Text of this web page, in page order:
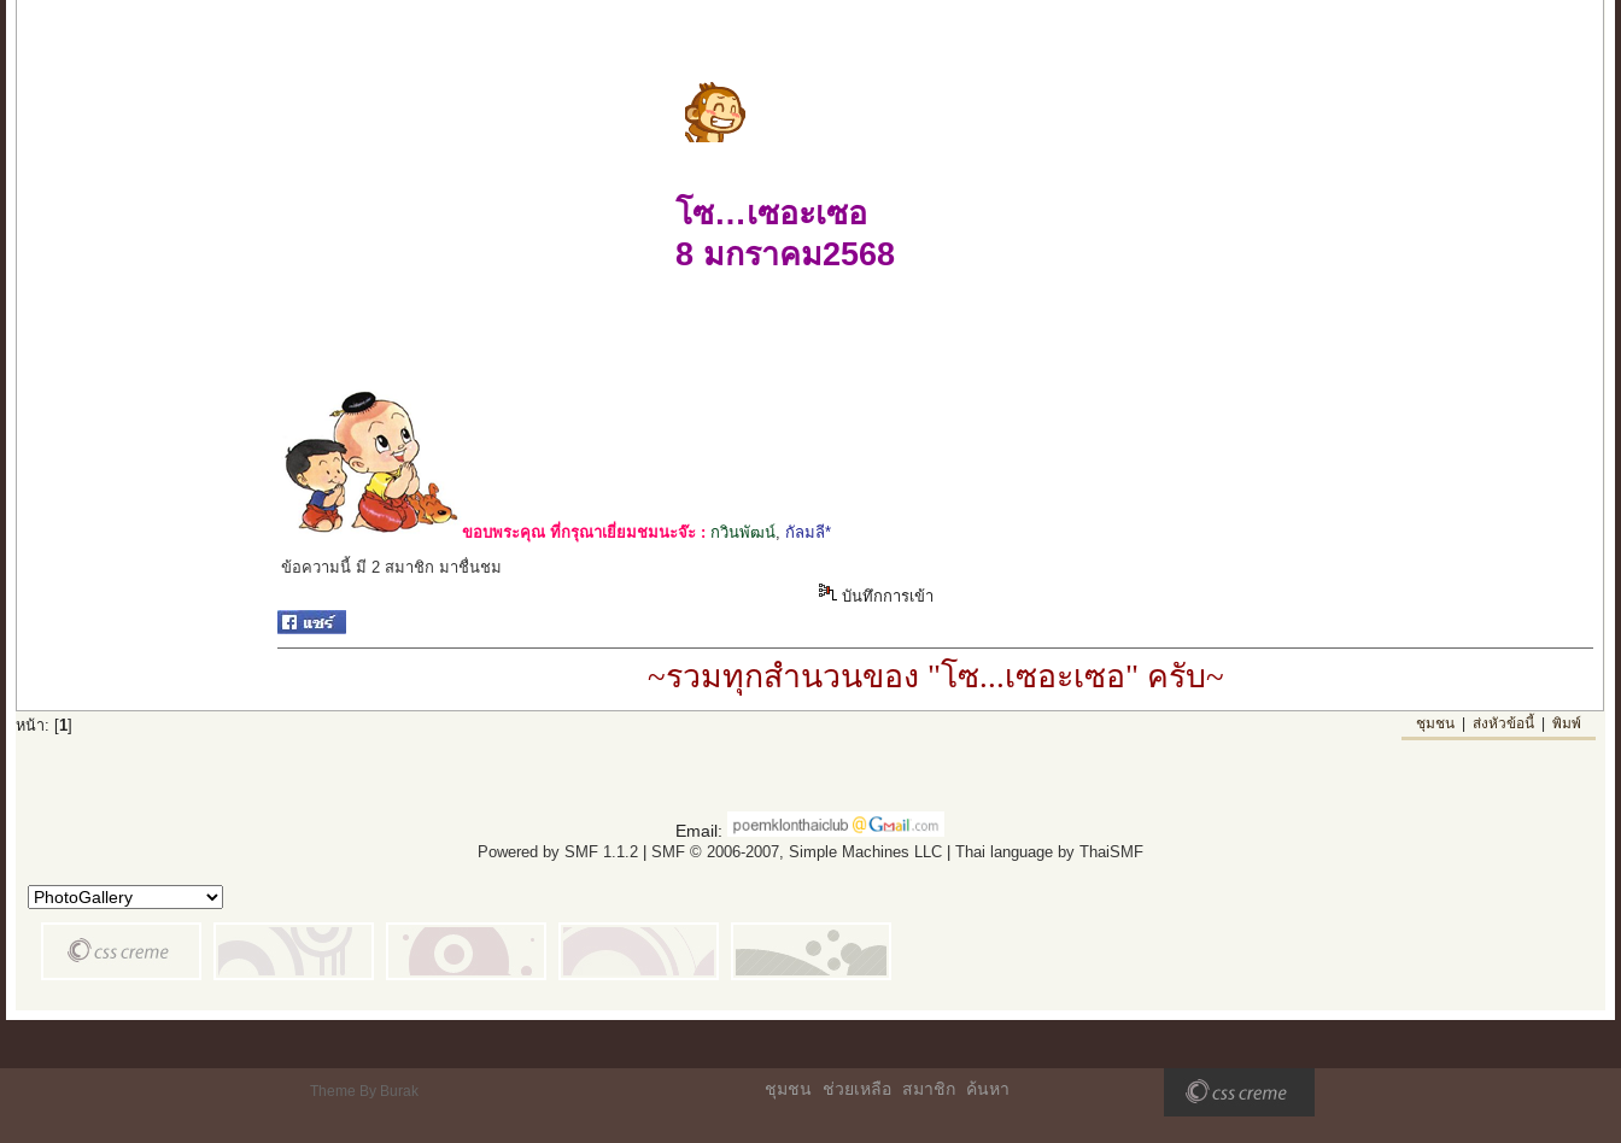
โซ…เซอะเซอ
8 มกราคม2568
ขอบพระคุณ ที่กรุณาเยี่ยมชมนะจ๊ะ : กวินพัฒน์, กัลมลี*
ข้อความนี้ มี 2 สมาชิก มาชื่นชม
บันทึกการเข้า
~รวมทุกสำนวนของ "โซ...เซอะเซอ" ครับ~
หน้า: [1 ชุมชน| ส่งหัวข้อนี้| พิมพ์
Email:
Powered by SMF 1.1.2| SMF © 2006-2007, Simple Machines LLC| Thai language by ThaiSMF
Theme By Burak ชุมชน ช่วยเหลือ สมาชิก ค้นหา